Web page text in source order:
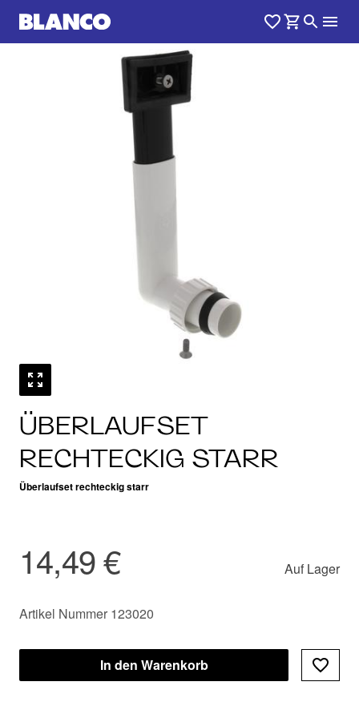
ÜBERLAUFSET
RECHTECKIG STARR
Überlaufset rechteckig starr
14,49 € Auf Lager
Artikel Nummer 123020
In den Warenkorb